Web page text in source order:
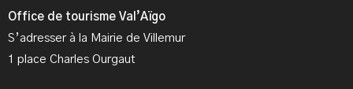
Office de tourisme Val’Aïgo
S’adresser à la Mairie de Villemur
1 place Charles Ourgaut